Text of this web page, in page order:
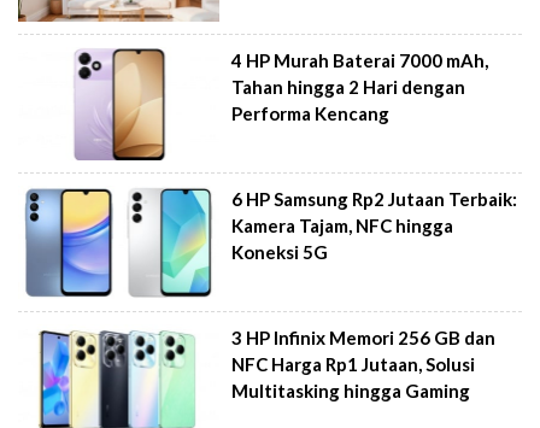
4 HP Murah Baterai 7000 mAh,
Tahan hingga 2 Hari dengan
Performa Kencang
6 HP Samsung Rp2 Jutaan Terbaik:
Kamera Tajam, NFC hingga
Koneksi 5G
3 HP Infinix Memori 256 GB dan
NFC Harga Rp1 Jutaan, Solusi
Multitasking hingga Gaming